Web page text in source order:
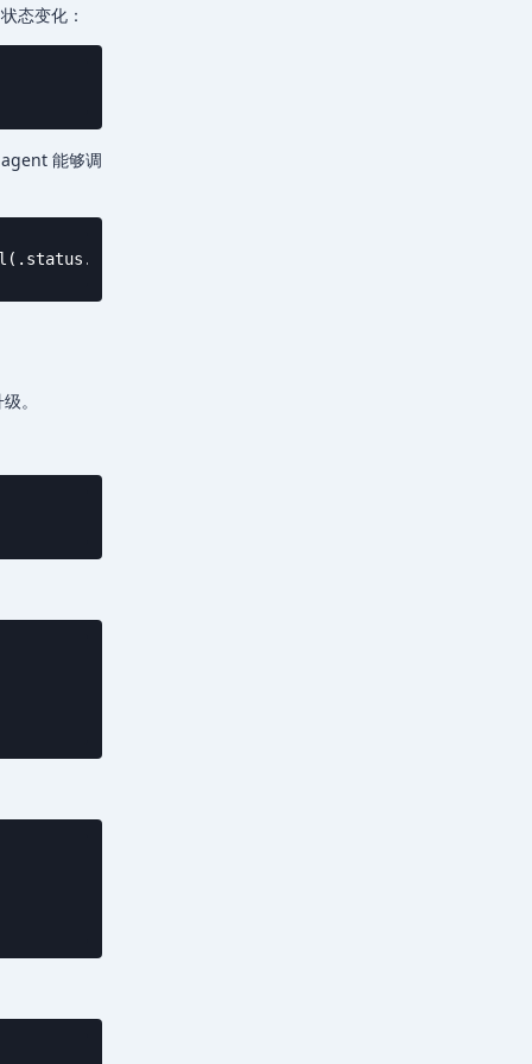
态变化：
能够调
'del(.status.conditions[] |
。